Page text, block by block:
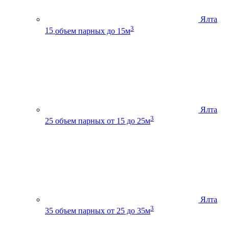
Ялта
15 объем парных до 15м3
Ялта
25 объем парных от 15 до 25м3
Ялта
35 объем парных от 25 до 35м3